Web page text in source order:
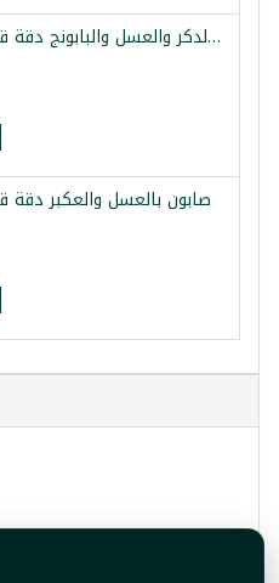
صابون لبان الدكر والعسل والبابونج دقة قديمة 80غ
صابون بالعسل والعكبر دقة